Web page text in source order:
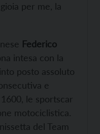
per me, la
Federico
intesa con la
posto assoluto
e
le sportscar
motociclistica.
del Team